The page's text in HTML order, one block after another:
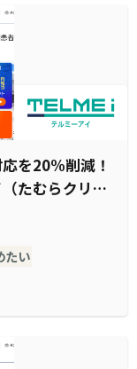
を20%削減！
たむらクリニ
たい